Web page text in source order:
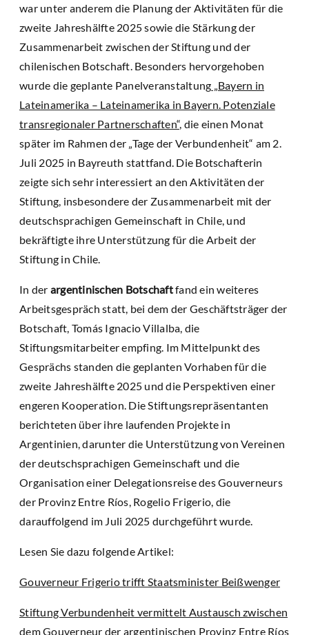
war unter anderem die Planung der Aktivitäten für die
zweite Jahreshälfte 2025 sowie die Stärkung der
Zusammenarbeit zwischen der Stiftung und der
chilenischen Botschaft. Besonders hervorgehoben
wurde die geplante Panelveranstaltung „Bayern in
Lateinamerika – Lateinamerika in Bayern. Potenziale
transregionaler Partnerschaften“, die einen Monat
später im Rahmen der „Tage der Verbundenheit“ am 2.
Juli 2025 in Bayreuth stattfand. Die Botschafterin
zeigte sich sehr interessiert an den Aktivitäten der
Stiftung, insbesondere der Zusammenarbeit mit der
deutschsprachigen Gemeinschaft in Chile, und
bekräftigte ihre Unterstützung für die Arbeit der
Stiftung in Chile.
In der argentinischen Botschaftfand ein weiteres
Arbeitsgespräch statt, bei dem der Geschäftsträger der
Botschaft, Tomás Ignacio Villalba, die
Stiftungsmitarbeiter empfing. Im Mittelpunkt des
Gesprächs standen die geplanten Vorhaben für die
zweite Jahreshälfte 2025 und die Perspektiven einer
engeren Kooperation. Die Stiftungsrepräsentanten
berichteten über ihre laufenden Projekte in
Argentinien, darunter die Unterstützung von Vereinen
der deutschsprachigen Gemeinschaft und die
Organisation einer Delegationsreise des Gouverneurs
der Provinz Entre Ríos, Rogelio Frigerio, die
darauffolgend im Juli 2025 durchgeführt wurde.
Lesen Sie dazu folgende Artikel:
Gouverneur Frigerio trifft Staatsminister Beißwenger
Stiftung Verbundenheit vermittelt Austausch zwischen
dem Gouverneur der argentinischen Provinz Entre Ríos